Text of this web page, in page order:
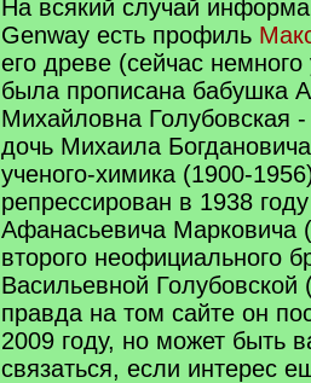
На всякий случай
Genway есть профиль
его древе (сейчас
была прописана бабушка
Михайловна Голубовская -
дочь Михаила
ученого-химика (1900-
репрессирован в 1938
Афанасьевича Марковича
второго неофициального
Васильевной Голубовской
правда на том сайте он
2009 году, но может быть
связаться, если интерес